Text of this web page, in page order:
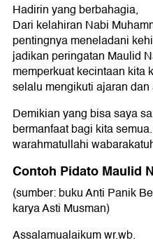
Hadirin yang berbahagia,
Dari kelahiran Nabi
pentingnya meneladani
jadikan peringatan Maulid
memperkuat kecintaan kita
selalu mengikuti ajaran
Demikian yang bisa saya
bermanfaat bagi kita
warahmatullahi
Contoh Pidato Maulid
(sumber: buku Anti Panik
karya Asti Musman)
Assalamualaikum wr.wb.